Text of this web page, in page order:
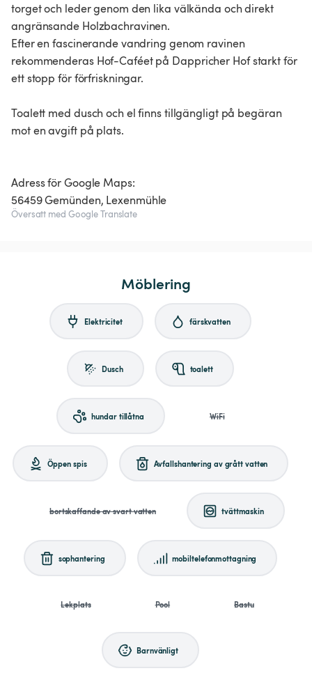
torget och leder genom den lika välkända och direkt
angränsande Holzbachravinen.
Efter en fascinerande vandring genom ravinen
rekommenderas Hof-Caféet på Dappricher Hof starkt för
ett stopp för förfriskningar.
Toalett med dusch och el finns tillgängligt på begäran
mot en avgift på plats.
Adress för Google Maps:
56459 Gemünden, Lexenmühle
Översatt med Google Translate
Möblering
Elektricitet färskvatten
Dusch toalett
hundar tillåtna WiFi
Öppen spis Avfallshantering av grått vatten
bortskaffande av svart vatten tvättmaskin
sophantering mobiltelefonmottagning
Lekplats Pool Bastu
Barnvänligt